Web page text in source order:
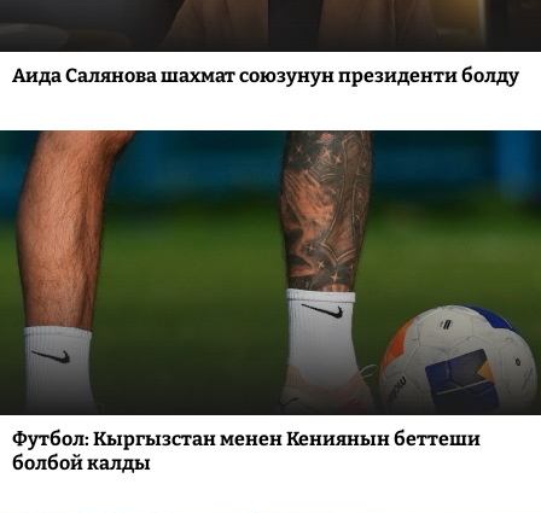
Аида Салянова шахмат союзунун президенти болду
Футбол: Кыргызстан менен Кениянын беттеши
болбой калды